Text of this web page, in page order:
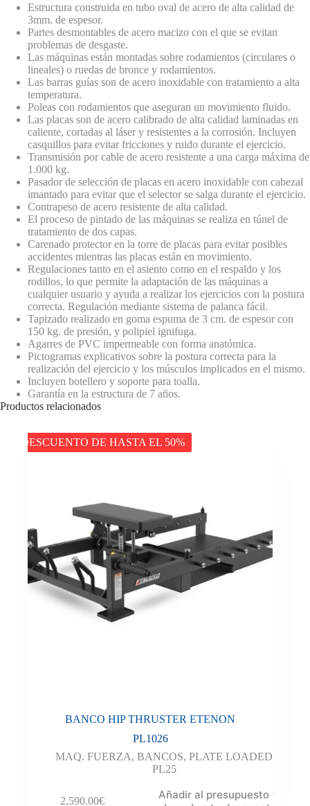
Estructura construida en tubo oval de acero de alta calidad de
3mm. de espesor.
Partes desmontables de acero macizo con el que se evitan
problemas de desgaste.
Las máquinas están montadas sobre rodamientos (circulares o
lineales) o ruedas de bronce y rodamientos.
Las barras guías son de acero inoxidable con tratamiento a alta
temperatura.
Poleas con rodamientos que aseguran un movimiento fluido.
Las placas son de acero calibrado de alta calidad laminadas en
caliente, cortadas al láser y resistentes a la corrosión. Incluyen
casquillos para evitar fricciones y ruido durante el ejercicio.
Transmisión por cable de acero resistente a una carga máxima de
1.000 kg.
Pasador de selección de placas en acero inoxidable con cabezal
imantado para evitar que el selector se salga durante el ejercicio.
Contrapeso de acero resistente de alta calidad.
El proceso de pintado de las máquinas se realiza en túnel de
tratamiento de dos capas.
Carenado protector en la torre de placas para evitar posibles
accidentes mientras las placas están en movimiento.
Regulaciones tanto en el asiento como en el respaldo y los
rodillos, lo que permite la adaptación de las máquinas a
cualquier usuario y ayuda a realizar los ejercicios con la postura
correcta. Regulación mediante sistema de palanca fácil.
Tapizado realizado en goma espuma de 3 cm. de espesor con
150 kg. de presión, y polipiel ignifuga.
Agarres de PVC impermeable con forma anatómica.
Pictogramas explicativos sobre la postura correcta para la
realización del ejercicio y los músculos implicados en el mismo.
Incluyen botellero y soporte para toalla.
Garantía en la estructura de 7 años.
Productos relacionados
DESCUENTO DE HASTA EL 50%
BANCO HIP THRUSTER ETENON
PL1026
MAQ. FUERZA,BANCOS,PLATE LOADED
PL25
2,590.00€
Añadir al presupuesto y